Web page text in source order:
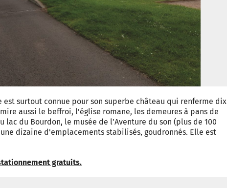
est surtout connue pour son superbe château qui renferme dix
aussi le beffroi, l’église romane, les demeures à pans de
lac du Bourdon, le musée de l’Aventure du son (plus de 100
dizaine d'emplacements stabilisés, goudronnés. Elle est
gratuits.